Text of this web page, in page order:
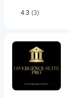
4.3 (3)